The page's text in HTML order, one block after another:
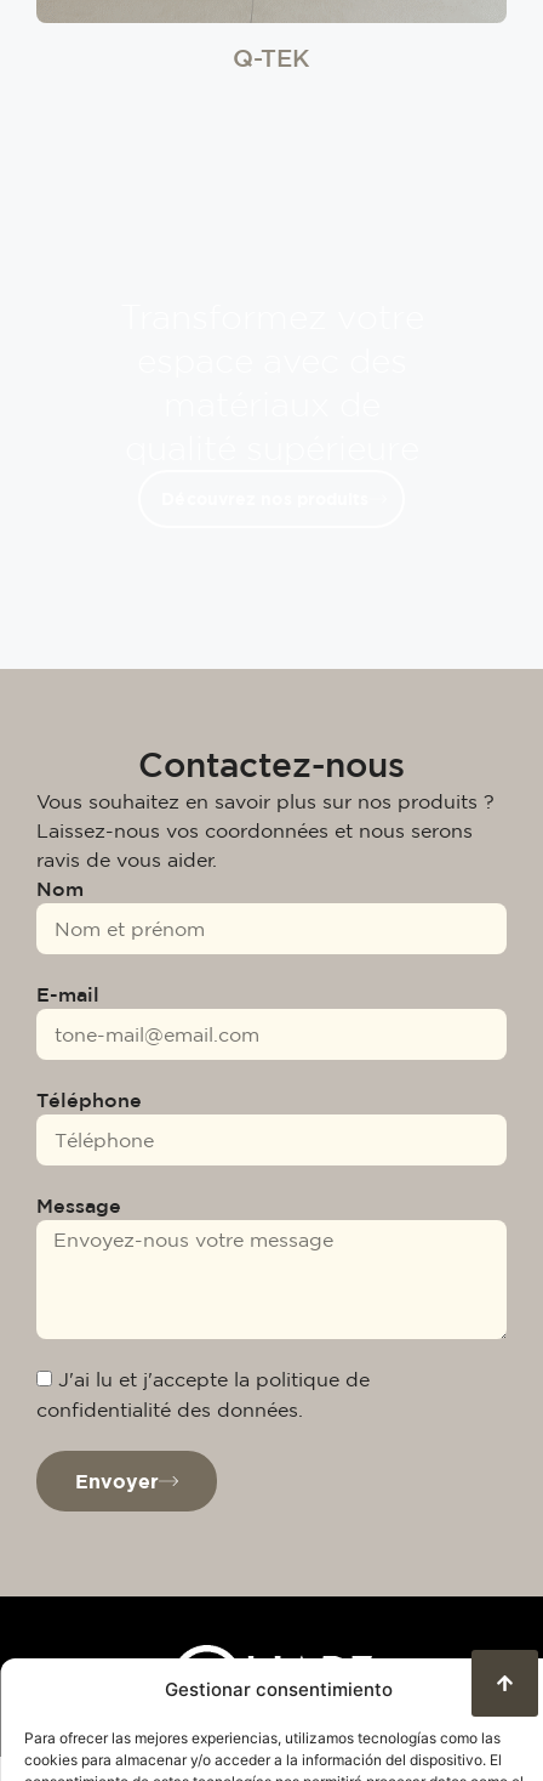
Gestionar consentimiento
Para ofrecer las mejores experiencias, utilizamos tecnologías como las
cookies para almacenar y/o acceder a la información del dispositivo. El
Q-TEK
Contactez-nous
Vous souhaitez en savoir plus sur nos produits ?
Laissez-nous vos coordonnées et nous serons
ravis de vous aider.
Nom
E-mail
Téléphone
Message
J'ai lu et j'accepte la politique de
confidentialité des données.
Envoyer